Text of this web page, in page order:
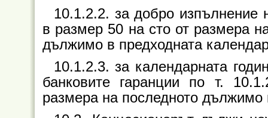
10.1.2.2. за добро изпълнение
в размер 50 на сто от размера
дължимо в предходната
10.1.2.3. за календарната
банковите гаранции по т.
размера на последното дължимо